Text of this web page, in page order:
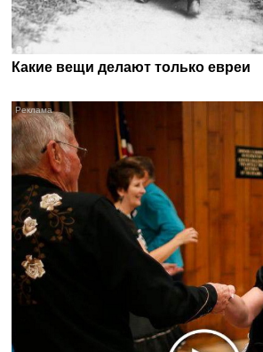
Какие вещи делают только евреи